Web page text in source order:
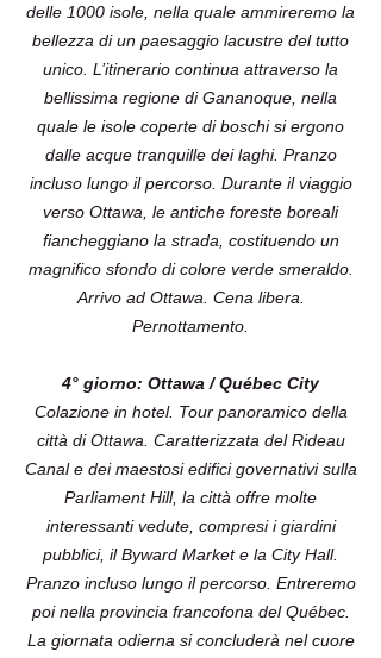
delle 1000 isole, nella quale ammireremo la
bellezza di un paesaggio lacustre del tutto
unico. L’itinerario continua attraverso la
bellissima regione di Gananoque, nella
quale le isole coperte di boschi si ergono
dalle acque tranquille dei laghi. Pranzo
incluso lungo il percorso. Durante il viaggio
verso Ottawa, le antiche foreste boreali
fiancheggiano la strada, costituendo un
magnifico sfondo di colore verde smeraldo.
Arrivo ad Ottawa. Cena libera.
Pernottamento.
4° giorno: Ottawa / Québec City
Colazione in hotel. Tour panoramico della
città di Ottawa. Caratterizzata del Rideau
Canal e dei maestosi edifici governativi sulla
Parliament Hill, la città offre molte
interessanti vedute, compresi i giardini
pubblici, il Byward Market e la City Hall.
Pranzo incluso lungo il percorso. Entreremo
poi nella provincia francofona del Québec.
La giornata odierna si concluderà nel cuore